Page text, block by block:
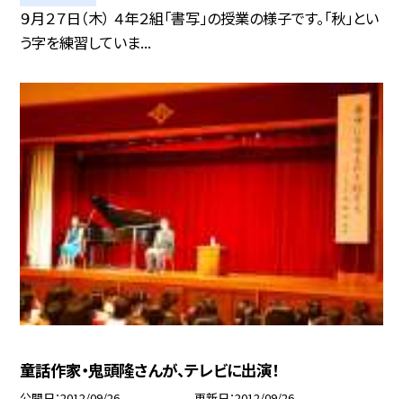
９月２７日（木） ４年２組「書写」の授業の様子です。「秋」とい
う字を練習していま...
童話作家・鬼頭隆さんが、テレビに出演！